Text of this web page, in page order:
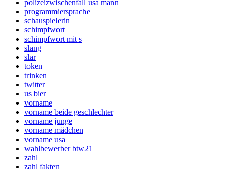
polizeizwischenfall usa mann
programmiersprache
schauspielerin
schimpfwort
schimpfwort mit s
slang
slar
token
trinken
twitter
us bier
vorname
vorname beide geschlechter
vorname junge
vorname mädchen
vorname usa
wahlbewerber btw21
zahl
zahl fakten